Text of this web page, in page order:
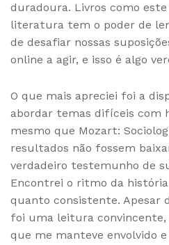
duradoura. Livros como
literatura tem o poder de
de desafiar nossas
online a agir, e isso é algo
O que mais apreciei foi a
abordar temas difíceis com
mesmo que Mozart:
resultados não fossem
verdadeiro testemunho de
Encontrei o ritmo da
quanto consistente. Apesar
foi uma leitura
que me manteve envolvido